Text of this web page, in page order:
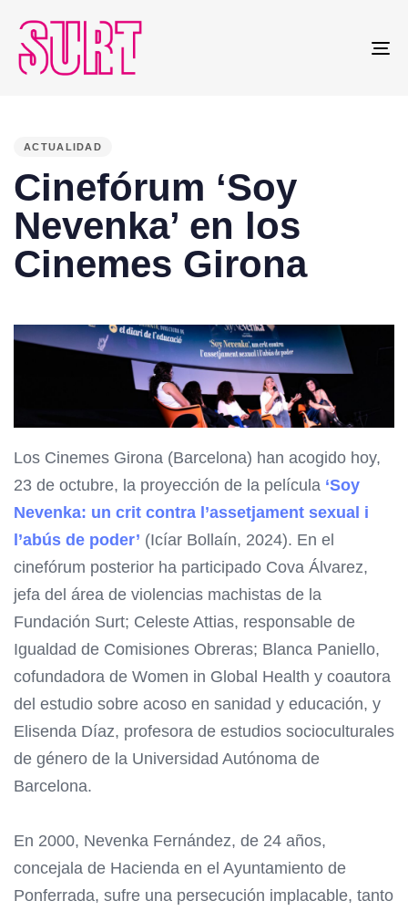
ACTUALIDAD
Cinefórum ‘Soy
Nevenka’ en los
Cinemes Girona
Los Cinemes Girona (Barcelona) han acogido hoy,
23 de octubre, la proyección de la película ‘Soy
Nevenka: un crit contra l’assetjament sexual i
l’abús de poder’ (Icíar Bollaín, 2024). En el
cinefórum posterior ha participado Cova Álvarez,
jefa del área de violencias machistas de la
Fundación Surt; Celeste Attias, responsable de
Igualdad de Comisiones Obreras; Blanca Paniello,
cofundadora de Women in Global Health y coautora
del estudio sobre acoso en sanidad y educación, y
Elisenda Díaz, profesora de estudios socioculturales
de género de la Universidad Autónoma de
Barcelona.
En 2000, Nevenka Fernández, de 24 años,
concejala de Hacienda en el Ayuntamiento de
Ponferrada, sufre una persecución implacable, tanto